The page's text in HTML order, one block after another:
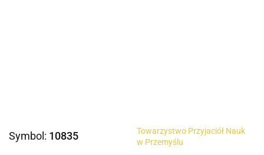
Symbol: 10835
Towarzystwo Przyjaciół Nauk
w Przemyślu